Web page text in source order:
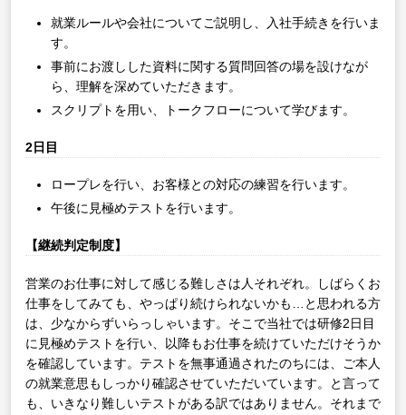
就業ルールや会社についてご説明し、入社手続きを行いま
す。
事前にお渡しした資料に関する質問回答の場を設けなが
ら、理解を深めていただきます。
スクリプトを用い、トークフローについて学びます。
2日目
ロープレを行い、お客様との対応の練習を行います。
午後に見極めテストを行います。
【継続判定制度】
営業のお仕事に対して感じる難しさは人それぞれ。しばらくお
仕事をしてみても、やっぱり続けられないかも…と思われる方
は、少なからずいらっしゃいます。そこで当社では研修2日目
に見極めテストを行い、以降もお仕事を続けていただけそうか
を確認しています。テストを無事通過されたのちには、ご本人
の就業意思もしっかり確認させていただいています。と言って
も、いきなり難しいテストがある訳ではありません。それまで